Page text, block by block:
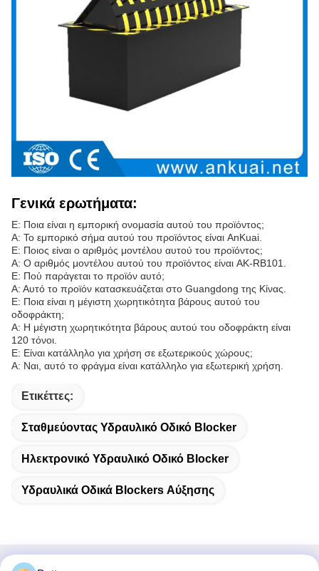
Γενικά ερωτήματα:
Ε: Ποια είναι η εμπορική ονομασία αυτού του προϊόντος;
Α: Το εμπορικό σήμα αυτού του προϊόντος είναι AnKuai.
Ε: Ποιος είναι ο αριθμός μοντέλου αυτού του προϊόντος;
Α: Ο αριθμός μοντέλου αυτού του προϊόντος είναι AK-RB101.
Ε: Πού παράγεται το προϊόν αυτό;
Α: Αυτό το προϊόν κατασκευάζεται στο Guangdong της Κίνας.
Ε: Ποια είναι η μέγιστη χωρητικότητα βάρους αυτού του
οδοφράκτη;
Α: Η μέγιστη χωρητικότητα βάρους αυτού του οδοφράκτη είναι
120 τόνοι.
Ε: Είναι κατάλληλο για χρήση σε εξωτερικούς χώρους;
Α: Ναι, αυτό το φράγμα είναι κατάλληλο για εξωτερική χρήση.
Ετικέττες:
Σταθμεύοντας Υδραυλικό Οδικό Blocker
Ηλεκτρονικό Υδραυλικό Οδικό Blocker
Υδραυλικά Οδικά Blockers Αύξησης